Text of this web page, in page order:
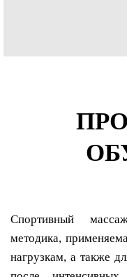
Спортивный
методика,
нагрузкам, а также